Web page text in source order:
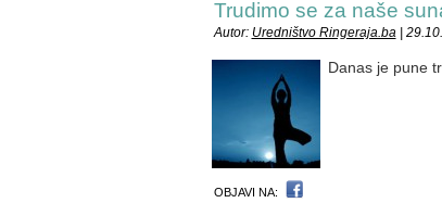
Trudimo se za naše
Autor: Uredništvo Ringeraja.ba|
Danas je pune
OBJAVI NA: